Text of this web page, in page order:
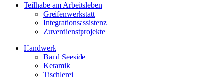
Teilhabe am Arbeitsleben
Greifenwerkstatt
Integrationsassistenz
Zuverdienstprojekte
Handwerk
Band Seeside
Keramik
Tischlerei